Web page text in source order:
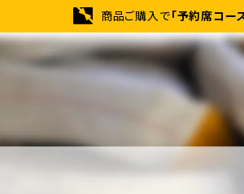
商品ご購入で「予約席コー